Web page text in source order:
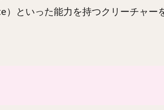
）といった能力を持つクリーチャ